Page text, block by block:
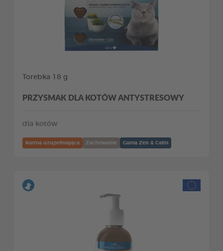
Torebka 18 g
PRZYSMAK DLA KOTÓW ANTYSTRESOWY
dla kotów
Karma uzupełniająca Zachowanie Gama Zen & Calm